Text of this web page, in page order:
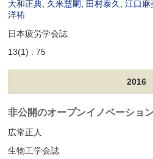
大和正典 久米慧嗣 田村泰久 ,江口麻
洋祐
日本疲労学会誌
13(1) : 75
2016
非公開のオープンイノベーショ
広常正人
生物工学会誌